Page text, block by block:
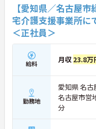
【愛知県／名古屋
宅介護支援事業所に
＜正社員＞
給料 月収 23.8万
勤務地
愛知県 名
名古屋市営
分